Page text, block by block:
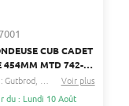
CUB CADET
454MM MTD 742-
Gutbrod Yard-man...
Voir plus
du : Lundi 10 Août